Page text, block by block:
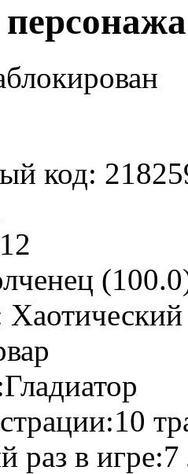
код:
12
Гладиатор
10
раз в игре:7